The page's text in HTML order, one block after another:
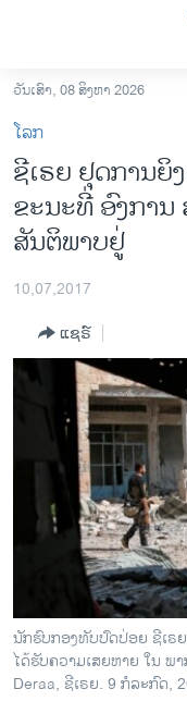
ເຂົ້າ
ຫາ
ຂ້າມ
ຂ້າມ
ຂ້າມ
ໄປ
ຫາ
ຊອກ
ລາວ
ອາເມຣິກາ
ການເລືອກຕັ້ງ ປະທານາທີ
ອິດສະຫຼະພາບດ້ານການຂ່
ຊີວິດຊາວລາວ
ຊຸມຊົນຊາວລາວ
ວິທະຍາສາດ-ເທັກໂນໂລຈີ
ພາສາອັງກິດ
ວີດີໂອ
ສຽງ
ວັນເສົາ, 08 ສິງຫາ 2026
ໂລກ
ຊີເຣຍ ຢຸດການ
ຂະນະທີ່ ອົງການ
ສັນຕິພາບຢູ່
10,07,2017
ແຊຣ໌
ນັກຮົບກອງທັບປົດປ່ອຍ ຊີເຣ
ໄດ້ຮັບຄວາມເສຍຫາຍ ໃນ
Deraa, ຊີເຣຍ. 9 ກໍລະກົດ,